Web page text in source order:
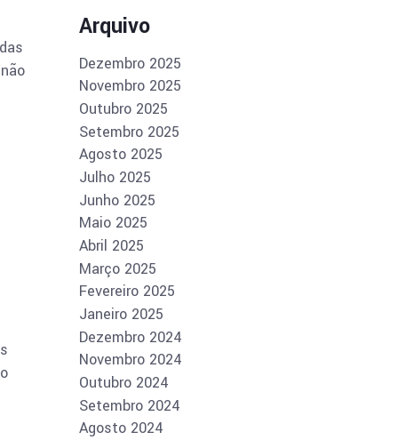
Arquivo
Dezembro 2025
Novembro 2025
Outubro 2025
Setembro 2025
Agosto 2025
Julho 2025
Junho 2025
Maio 2025
Abril 2025
Março 2025
Fevereiro 2025
Janeiro 2025
Dezembro 2024
Novembro 2024
Outubro 2024
Setembro 2024
Agosto 2024